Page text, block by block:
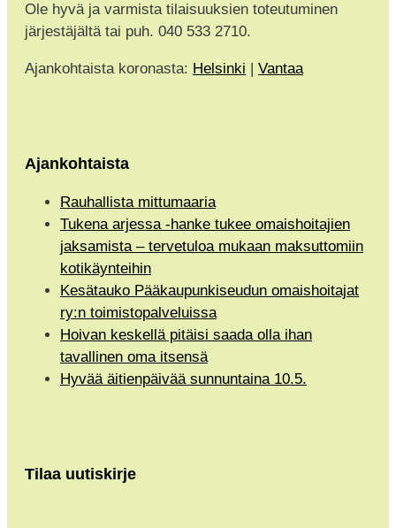
Ole hyvä ja varmista tilaisuuksien toteutuminen
järjestäjältä tai puh. 040 533 2710.
Ajankohtaista koronasta: Helsinki Vantaa
Ajankohtaista
Rauhallista mittumaaria
Tukena arjessa -hanke tukee omaishoitajien
jaksamista – tervetuloa mukaan maksuttomiin
kotikäynteihin
Kesätauko Pääkaupunkiseudun omaishoitajat
ry:n toimistopalveluissa
Hoivan keskellä pitäisi saada olla ihan
tavallinen oma itsensä
Hyvää äitienpäivää sunnuntaina 10.5.
Tilaa uutiskirje